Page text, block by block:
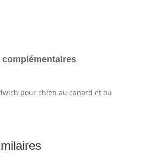
pour chien au canard et au